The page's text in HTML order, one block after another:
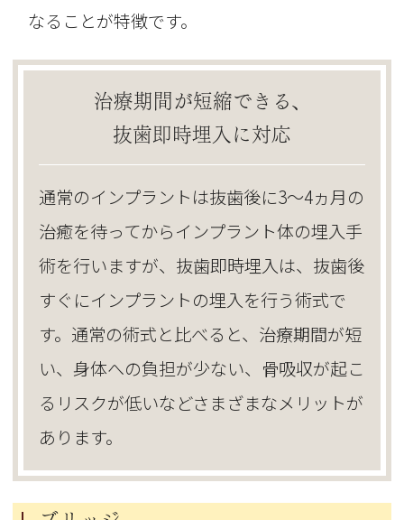
なることが特徴です。
治療期間が短縮できる、
抜歯即時埋入に対応
通常のインプラントは抜歯後に3～4ヵ月の
治癒を待ってからインプラント体の埋入手
術を行いますが、抜歯即時埋入は、抜歯後
すぐにインプラントの埋入を行う術式で
す。通常の術式と比べると、治療期間が短
い、身体への負担が少ない、骨吸収が起こ
るリスクが低いなどさまざまなメリットが
あります。